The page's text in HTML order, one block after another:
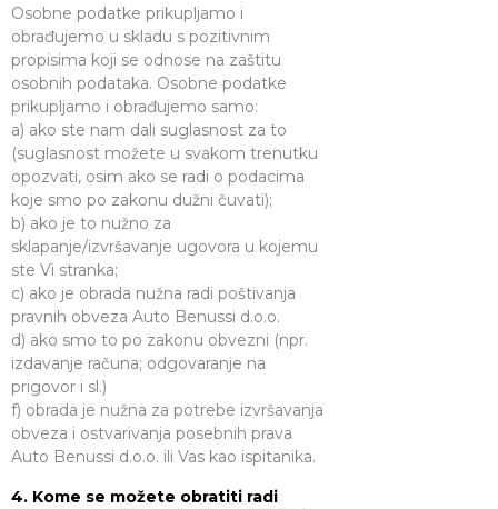
Osobne podatke prikupljamo i
obrađujemo u skladu s pozitivnim
propisima koji se odnose na zaštitu
osobnih podataka. Osobne podatke
prikupljamo i obrađujemo samo:
a) ako ste nam dali suglasnost za to
(suglasnost možete u svakom trenutku
opozvati, osim ako se radi o podacima
koje smo po zakonu dužni čuvati);
b) ako je to nužno za
sklapanje/izvršavanje ugovora u kojemu
ste Vi stranka;
c) ako je obrada nužna radi poštivanja
pravnih obveza Auto Benussi d.o.o.
d) ako smo to po zakonu obvezni (npr.
izdavanje računa; odgovaranje na
prigovor i sl.)
f) obrada je nužna za potrebe izvršavanja
obveza i ostvarivanja posebnih prava
Auto Benussi d.o.o. ili Vas kao ispitanika.
4. Kome se možete obratiti radi